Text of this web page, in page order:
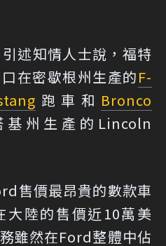
述知情人士說，福特
在密歇根州生產的F-
跑車和 Bronco
基州生產的Lincoln
售價最昂貴的數款車
大陸的售價近10萬美
雖然在Ford整體中佔